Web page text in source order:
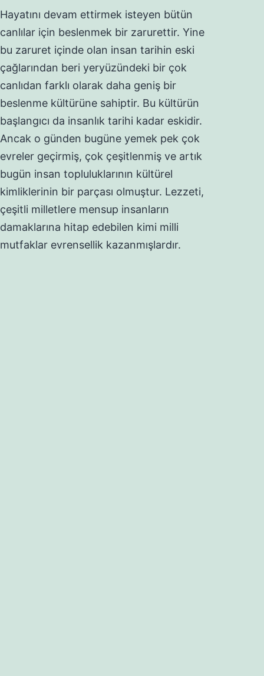
Hayatını devam ettirmek isteyen bütün
canlılar için beslenmek bir zarurettir. Yine
bu zaruret içinde olan insan tarihin eski
çağlarından beri yeryüzündeki bir çok
canlıdan farklı olarak daha geniş bir
beslenme kültürüne sahiptir. Bu kültürün
başlangıcı da insanlık tarihi kadar eskidir.
Ancak o günden bugüne yemek pek çok
evreler geçirmiş, çok çeşitlenmiş ve artık
bugün insan topluluklarının kültürel
kimliklerinin bir parçası olmuştur. Lezzeti,
çeşitli milletlere mensup insanların
damaklarına hitap edebilen kimi milli
mutfaklar evrensellik kazanmışlardır.